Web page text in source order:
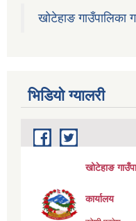
खोटेहाङ गाउँपालिका
भिडियाे ग्यालरी